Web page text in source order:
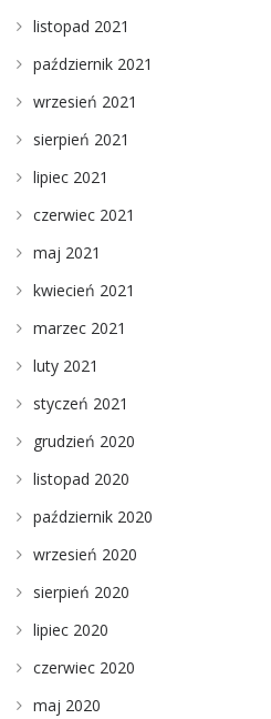
listopad 2021
październik 2021
wrzesień 2021
sierpień 2021
lipiec 2021
czerwiec 2021
maj 2021
kwiecień 2021
marzec 2021
luty 2021
styczeń 2021
grudzień 2020
listopad 2020
październik 2020
wrzesień 2020
sierpień 2020
lipiec 2020
czerwiec 2020
maj 2020